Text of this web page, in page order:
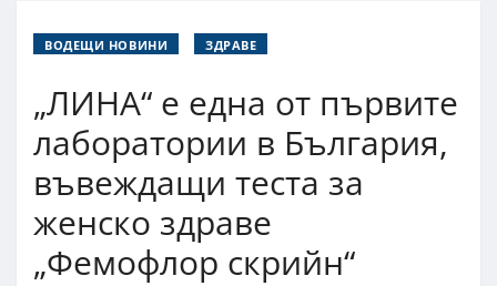
ВОДЕЩИ НОВИНИ ЗДРАВЕ
„ЛИНА“ е една от първите
лаборатории в България,
въвеждащи теста за
женско здраве
„Фемофлор скрийн“